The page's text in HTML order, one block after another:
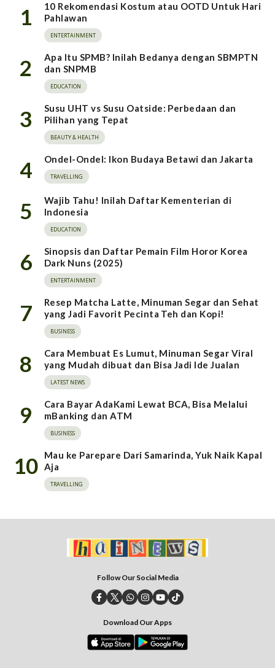
1
10 Rekomendasi Kostum atau OOTD Untuk Hari
Pahlawan
ENTERTAINMENT
2
Apa Itu SPMB? Inilah Bedanya dengan SBMPTN
dan SNPMB
EDUCATION
3
Susu UHT vs Susu Oatside: Perbedaan dan
Pilihan yang Tepat
BEAUTY & HEALTH
4 Ondel-Ondel: Ikon Budaya Betawi dan Jakarta
TRAVELLING
5
Wajib Tahu! Inilah Daftar Kementerian di
Indonesia
EDUCATION
6
Sinopsis dan Daftar Pemain Film Horor Korea
Dark Nuns (2025)
ENTERTAINMENT
7
Resep Matcha Latte, Minuman Segar dan Sehat
yang Jadi Favorit Pecinta Teh dan Kopi!
BUSINESS
8
Cara Membuat Es Lumut, Minuman Segar Viral
yang Mudah dibuat dan Bisa Jadi Ide Jualan
LATEST NEWS
9
Cara Bayar AdaKami Lewat BCA, Bisa Melalui
mBanking dan ATM
BUSINESS
10
Mau ke Parepare Dari Samarinda, Yuk Naik Kapal
Aja
TRAVELLING
Follow Our Social Media
Download Our Apps